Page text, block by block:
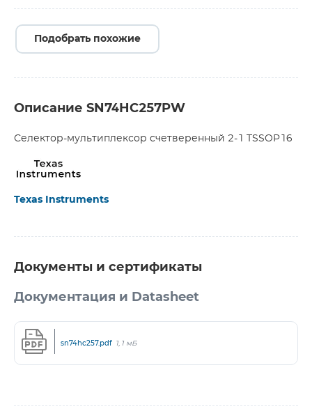
Подобрать похожие
Описание SN74HC257PW
Селектор-мультиплексор счетверенный 2-1 TSSOP16
Texas Instruments
Документы и сертификаты
Документация и Datasheet
sn74hc257.pdf 1,1 мБ